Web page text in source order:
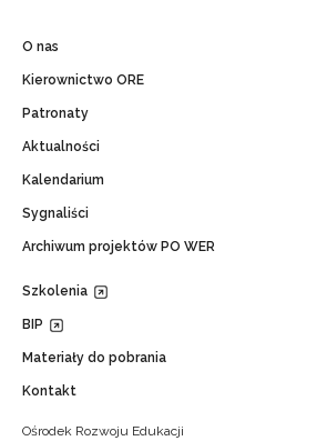
O nas
Kierownictwo ORE
Patronaty
Aktualności
Kalendarium
Sygnaliści
Archiwum projektów PO WER
Szkolenia
BIP
Materiały do pobrania
Kontakt
Ośrodek Rozwoju Edukacji